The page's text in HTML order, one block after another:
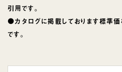
引用です。
●カタログに掲載しております標準
です。